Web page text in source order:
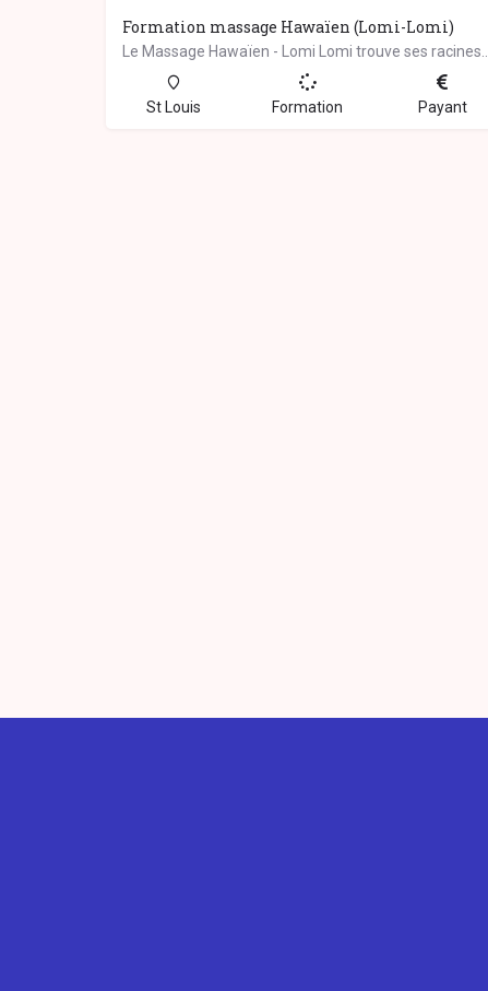
Formation massage Hawaïen (Lomi-Lomi)
Le Massage Hawaïen - Lomi Lomi trouve ses
St Louis Formation Payant